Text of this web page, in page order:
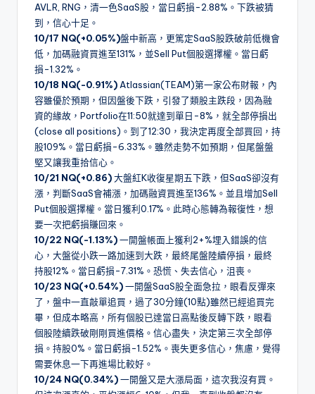
AVLR, RNG，清一色SaaS股，當日虧損-2.88%。下跌被猜
到，信心十足。
10/17 NQ(+0.05%)盤中新高，更篤定SaaS股跌破前低機會
低，加碼融資買進至131%，並Sell Put個股選擇權。當日虧
損-1.32%。
10/18 NQ(-0.91%) Atlassian(TEAM)第一家公布財報，內
容雖優於預期，但因盤後下跌，引發了類股主跌段，因為融
資的緣故，Portfolio在11:50就達到單日-8%，就全部停損出
(close all positions)。到了12:30，我決定再度全部買回，持
股109%。當日虧損-6.33%。雖然走勢不如預期，但尾盤盤
堅又讓我重拾信心。
10/21 NQ(+0.86)大盤紅K收復星期五下跌，但SaaS卻沒有
漲，判斷SaaS會補漲，加碼融資買進至136%。並且增加Sell
Put個股選擇權。當日獲利0.17%。此時心態轉為報復性，想
要一次把虧損賺回來。
10/22 NQ(-1.13%)一開盤帳面上獲利2+%埋入錯誤的信
心，大盤從小跌一路加速到大跌，最終尾盤陸續停損，最終
持股12%。當日虧損-7.31%。恐慌、失去信心，沮喪。
10/23 NQ(+0.54%)一開盤SaaS股全面急拉，眼看反彈來
了，盤中一直敲單追買，過了30分鐘(10點)雖然已經追買完
畢，但成本略高，所有個股已達當日高點後反轉下跌，眼看
個股陸續跌破剛剛買進價格。信心盡失，決定第三次全部停
損。持股0%。當日虧損-1.52%。喪失更多信心，焦慮，覺得
需要休息一下再進場比較好。
10/24 NQ(0.34%)一開盤又是大漲局面，這次我沒有買。